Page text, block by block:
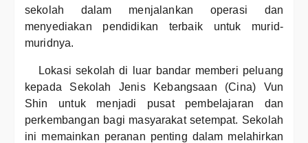
sekolah dalam menjalankan operasi dan
menyediakan pendidikan terbaik untuk murid-
muridnya.
Lokasi sekolah di luar bandar memberi peluang
kepada Sekolah Jenis Kebangsaan (Cina) Vun
Shin untuk menjadi pusat pembelajaran dan
perkembangan bagi masyarakat setempat. Sekolah
ini memainkan peranan penting dalam melahirkan